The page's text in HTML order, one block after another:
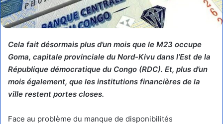
Cela fait désormais plus d’un mois que le M23 occupe
Goma, capitale provinciale du Nord-Kivu dans l’Est de la
République démocratique du Congo (RDC). Et, plus d’un
mois également, que les institutions financières de la
ville restent portes closes.
Face au problème du manque de disponibilités